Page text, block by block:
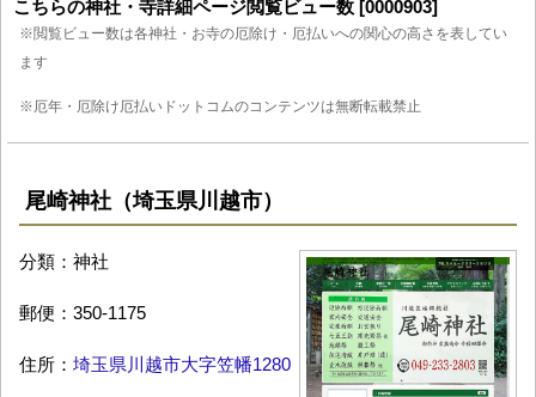
こちらの神社・寺詳細ページ閲覧ビュー数 [0000903]
※閲覧ビュー数は各神社・お寺の厄除け・厄払いへの関心の高さを表してい
ます
※厄年・厄除け厄払いドットコムのコンテンツは無断転載禁止
尾崎神社（埼玉県川越市）
分類：神社
郵便：350-1175
住所： 埼玉県川越市大字笠幡1280